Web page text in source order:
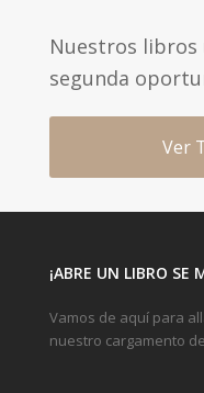
Nuestros libros
segunda
Ver
¡ABRE UN LIBRO SE
Vamos de aquí para
nuestro cargamento